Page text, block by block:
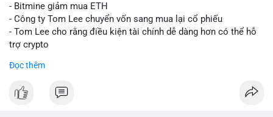
- Bitmine giảm mua ETH
- Công ty Tom Lee chuyển vốn sang mua lại cổ phiếu
- Tom Lee cho rằng điều kiện tài chính dễ dàng hơn có thể hỗ
trợ crypto
nghỉ tháng 8
#binancesquare
Đọc thêm